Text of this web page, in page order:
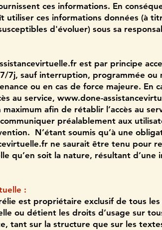
ces informations. En
utiliser ces informations données (à
d'évoluer) sous sa
est par principe
7j, sauf interruption, programmée ou
ou en cas de force majeure. En
au service, www.done-
maximum afin de rétablir l’accès au
préalablement aux
N’étant soumis qu’à une
ne saurait être tenu pour
qu’en soit la nature, résultant d’une
:
est propriétaire exclusif de tous
ou détient les droits d’usage sur
tant sur la structure que sur les